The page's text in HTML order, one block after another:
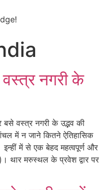
वस्त्र नगरी के
बसे वस्त्र नगरी के उद्भव की
में न जाने कितने ऐतिहासिक
में से एक बेहद महत्वपूर्ण और
थार मरुस्थल के प्रवेश द्वार पर